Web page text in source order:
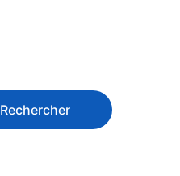
Rechercher